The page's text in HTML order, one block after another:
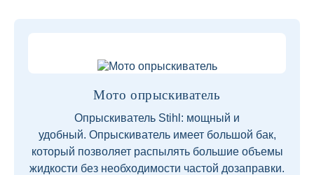
Мото опрыскиватель
Опрыскиватель Stihl: мощный и
удобный. Опрыскиватель имеет большой бак,
который позволяет распылять большие объемы
жидкости без необходимости частой дозаправки.